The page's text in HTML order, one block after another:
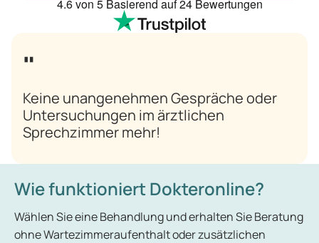
4.6von 5Basierend auf24 Bewertungen
Keine unangenehmen Gespräche oder
Untersuchungen im ärztlichen
Sprechzimmer mehr!
Wie funktioniert Dokteronline?
Wählen Sie eine Behandlung und erhalten Sie Beratung
ohne Wartezimmeraufenthalt oder zusätzlichen